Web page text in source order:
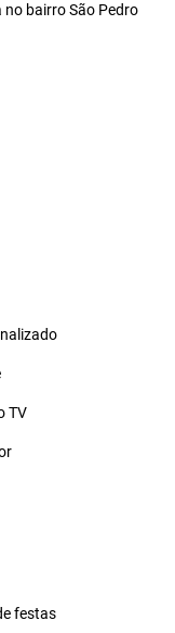
no bairro São Pedro
TV
festas